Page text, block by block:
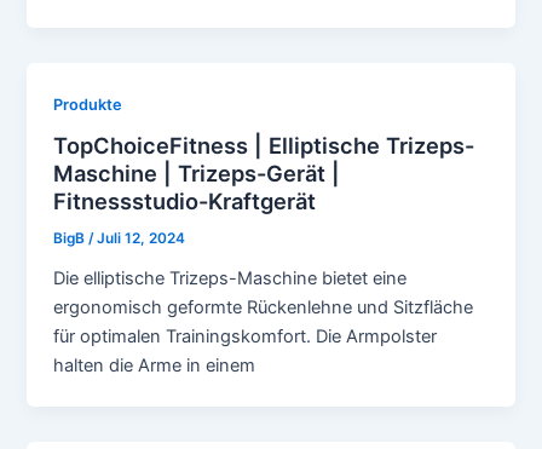
Produkte
TopChoiceFitness | Elliptische Trizeps-
Maschine | Trizeps-Gerät |
Fitnessstudio-Kraftgerät
BigB/Juli 12, 2024
Die elliptische Trizeps-Maschine bietet eine
ergonomisch geformte Rückenlehne und Sitzfläche
für optimalen Trainingskomfort. Die Armpolster
halten die Arme in einem